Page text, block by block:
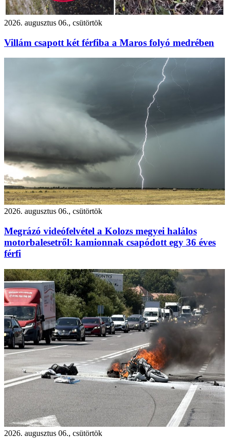
2026. augusztus 06., csütörtök
Villám csapott két férfiba a Maros folyó medrében
2026. augusztus 06., csütörtök
Megrázó videófelvétel a Kolozs megyei halálos
motorbalesetről: kamionnak csapódott egy 36 éves
férfi
2026. augusztus 06., csütörtök